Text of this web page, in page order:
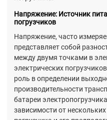
Напряжение: Источник
погрузчиков
Напряжение, часто
представляет собой
между двумя точками в
электрических
роль в определении
производительности
батареи
зависимости от